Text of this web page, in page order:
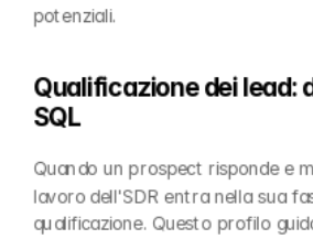
potenziali.
Qualificazione dei lead:
SQL
Quando un prospect risponde e
lavoro dell'SDR entra nella sua
qualificazione. Questo profilo